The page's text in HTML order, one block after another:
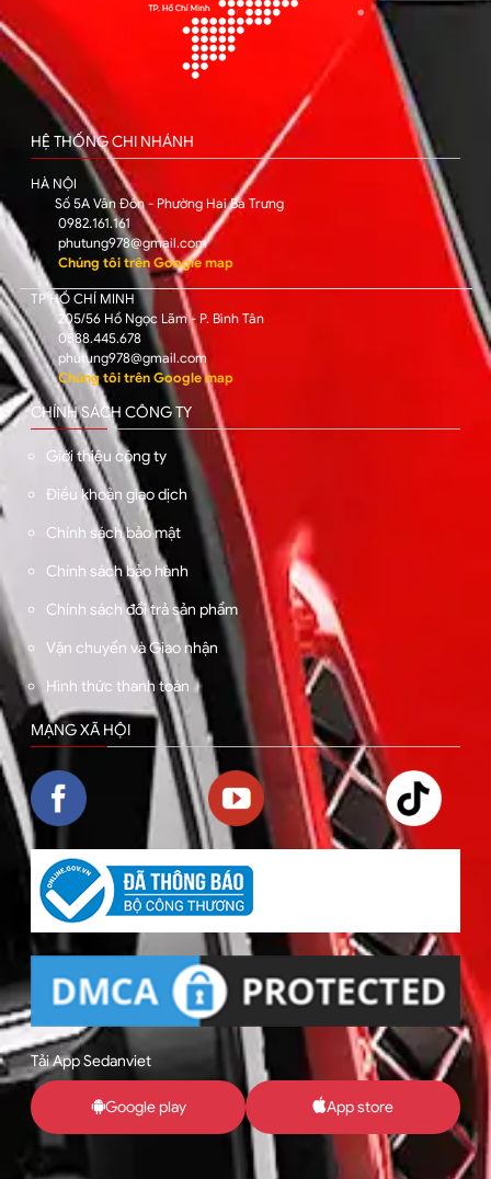
HỆ THỐNG CHI NHÁNH
HÀ NỘI
Số 5A Vân Đồn - Phường Hai Bà Trưng
0982.161.161
phutung978@gmail.com
Chúng tôi trên Google map
TP HỒ CHÍ MINH
205/56 Hồ Ngọc Lãm - P. Bình Tân
0588.445.678
phutung978@gmail.com
Chúng tôi trên Google map
CHÍNH SÁCH CÔNG TY
Giới thiệu công ty
Điều khoản giao dịch
Chính sách bảo mật
Chính sách bảo hành
Chính sách đổi trả sản phẩm
Vận chuyển và Giao nhận
Hình thức thanh toán
MẠNG XÃ HỘI
Tải App Sedanviet
Google play App store